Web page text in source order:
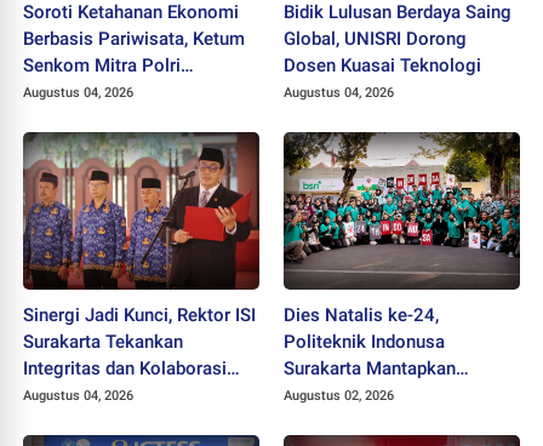
Soroti Ketahanan Ekonomi
Berbasis Pariwisata, Ketum
Senkom Mitra Polri
Dikukuhkan sebagai
Augustus 04, 2026
Bidik Lulusan Berdaya Saing
Global, UNISRI Dorong
Dosen Kuasai Teknologi
Augustus 04, 2026
Sinergi Jadi Kunci, Rektor ISI
Surakarta Tekankan
Integritas dan Kolaborasi
pada Pejabat Baru
Augustus 04, 2026
Dies Natalis ke-24,
Politeknik Indonusa
Surakarta Mantapkan
Langkah Bertransformasi
Augustus 02, 2026